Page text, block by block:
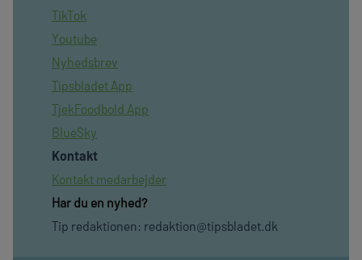
TikTok
Youtube
Nyhedsbrev
Tipsbladet App
TjekFoodbold App
BlueSky
Kontakt
Kontakt medarbejder
Har du en nyhed?
Tip redaktionen: redaktion@tipsbladet.dk